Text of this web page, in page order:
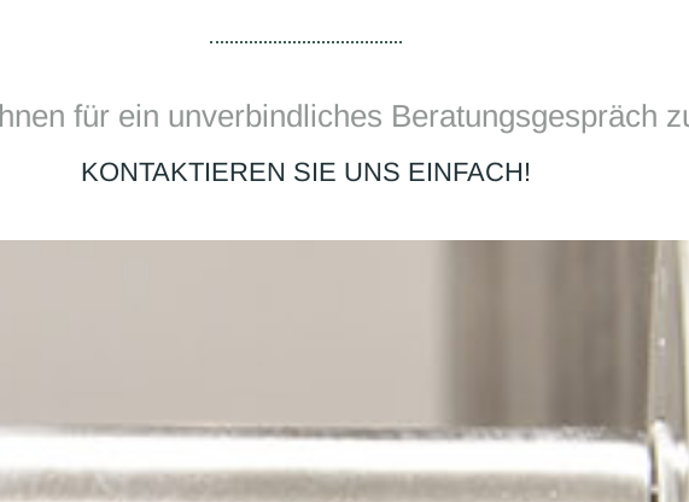
für ein unverbindliches Beratungsgespräch
KONTAKTIEREN SIE UNS EINFACH!